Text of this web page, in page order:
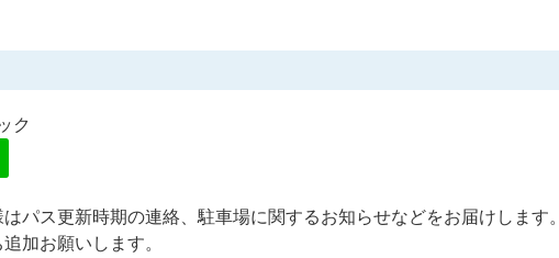
ク
パス更新時期の連絡、駐車場に関するお知らせなどをお届けします。
加お願いします。